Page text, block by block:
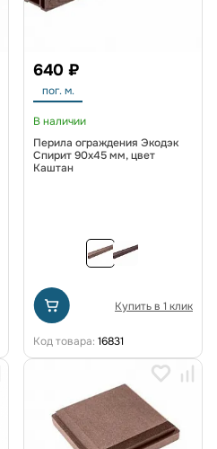
640 ₽
пог. м.
В наличии
Перила ограждения Экодэк
Спирит 90х45 мм, цвет
Каштан
Купить в 1 клик
Код товара: 16831